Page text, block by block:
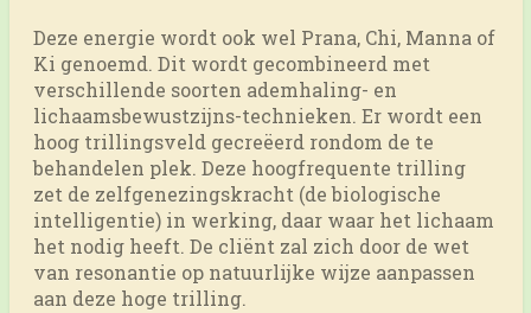
Deze energie wordt ook wel Prana, Chi, Manna of
Ki genoemd. Dit wordt gecombineerd met
verschillende soorten ademhaling- en
lichaamsbewustzijns-technieken. Er wordt een
hoog trillingsveld gecreëerd rondom de te
behandelen plek. Deze hoogfrequente trilling
zet de zelfgenezingskracht (de biologische
intelligentie) in werking, daar waar het lichaam
het nodig heeft. De cliënt zal zich door de wet
van resonantie op natuurlijke wijze aanpassen
aan deze hoge trilling.